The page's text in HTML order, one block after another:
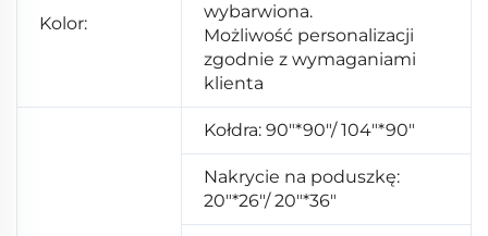
Kolor:
wybarwiona.
Możliwość personalizacji
zgodnie z wymaganiami
klienta
Kołdra: 90"*90"/ 104"*90"
Nakrycie na poduszkę:
20"*26"/ 20"*36"